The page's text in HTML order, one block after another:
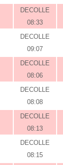
DECOLLE
08:33
DECOLLE
09:07
DECOLLE
08:06
DECOLLE
08:08
DECOLLE
08:13
DECOLLE
08:15